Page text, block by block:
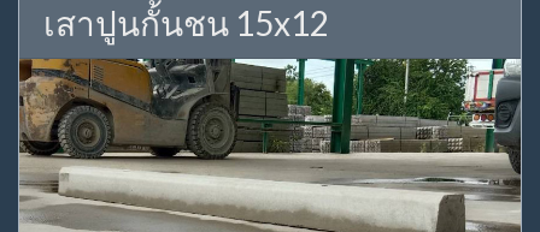
เสาปูนกั้นชน 15x12